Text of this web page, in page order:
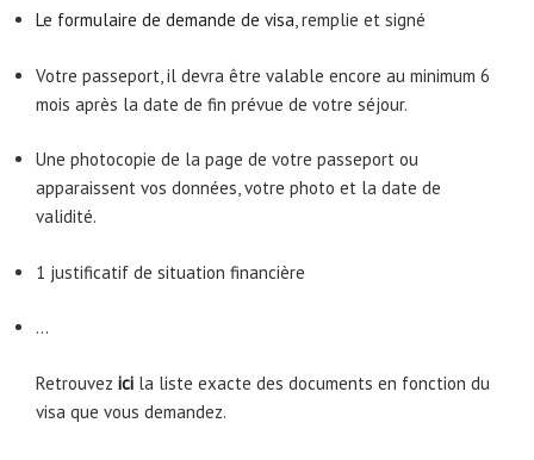
Le formulaire de demande de visa, remplie et signé
Votre passeport, il devra être valable encore au minimum 6
mois après la date de fin prévue de votre séjour.
Une photocopie de la page de votre passeport ou
apparaissent vos données, votre photo et la date de
validité.
1 justificatif de situation financière
…
Retrouvez ici la liste exacte des documents en fonction du
visa que vous demandez.